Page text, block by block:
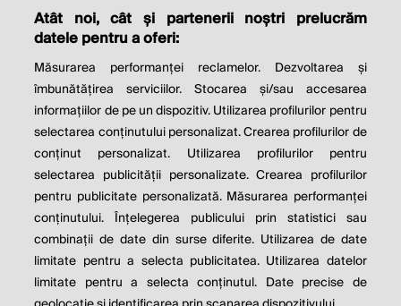
THE SOCIAL RESPONSIBILITY OF
BUSINESS IS TO INCREASE ITS
PROFITS.
Milton Friedman
© 2026 Profit.ro. Toate drepturile rezervate.
Dezvoltat de1616.ro
Contact Publicitate Despre noi
Politica de cookie Politica de
confidențialitate
Atât noi, cât și partenerii noștri prelucrăm
datele pentru a oferi:
Măsurarea performanței reclamelor. Dezvoltarea și
îmbunătățirea serviciilor. Stocarea și/sau accesarea
informațiilor de pe un dispozitiv. Utilizarea profilurilor pentru
selectarea conținutului personalizat. Crearea profilurilor de
conținut personalizat. Utilizarea profilurilor pentru
selectarea publicității personalizate. Crearea profilurilor
pentru publicitate personalizată. Măsurarea performanței
conținutului. Înțelegerea publicului prin statistici sau
combinații de date din surse diferite. Utilizarea de date
limitate pentru a selecta publicitatea. Utilizarea datelor
limitate pentru a selecta conținutul. Date precise de